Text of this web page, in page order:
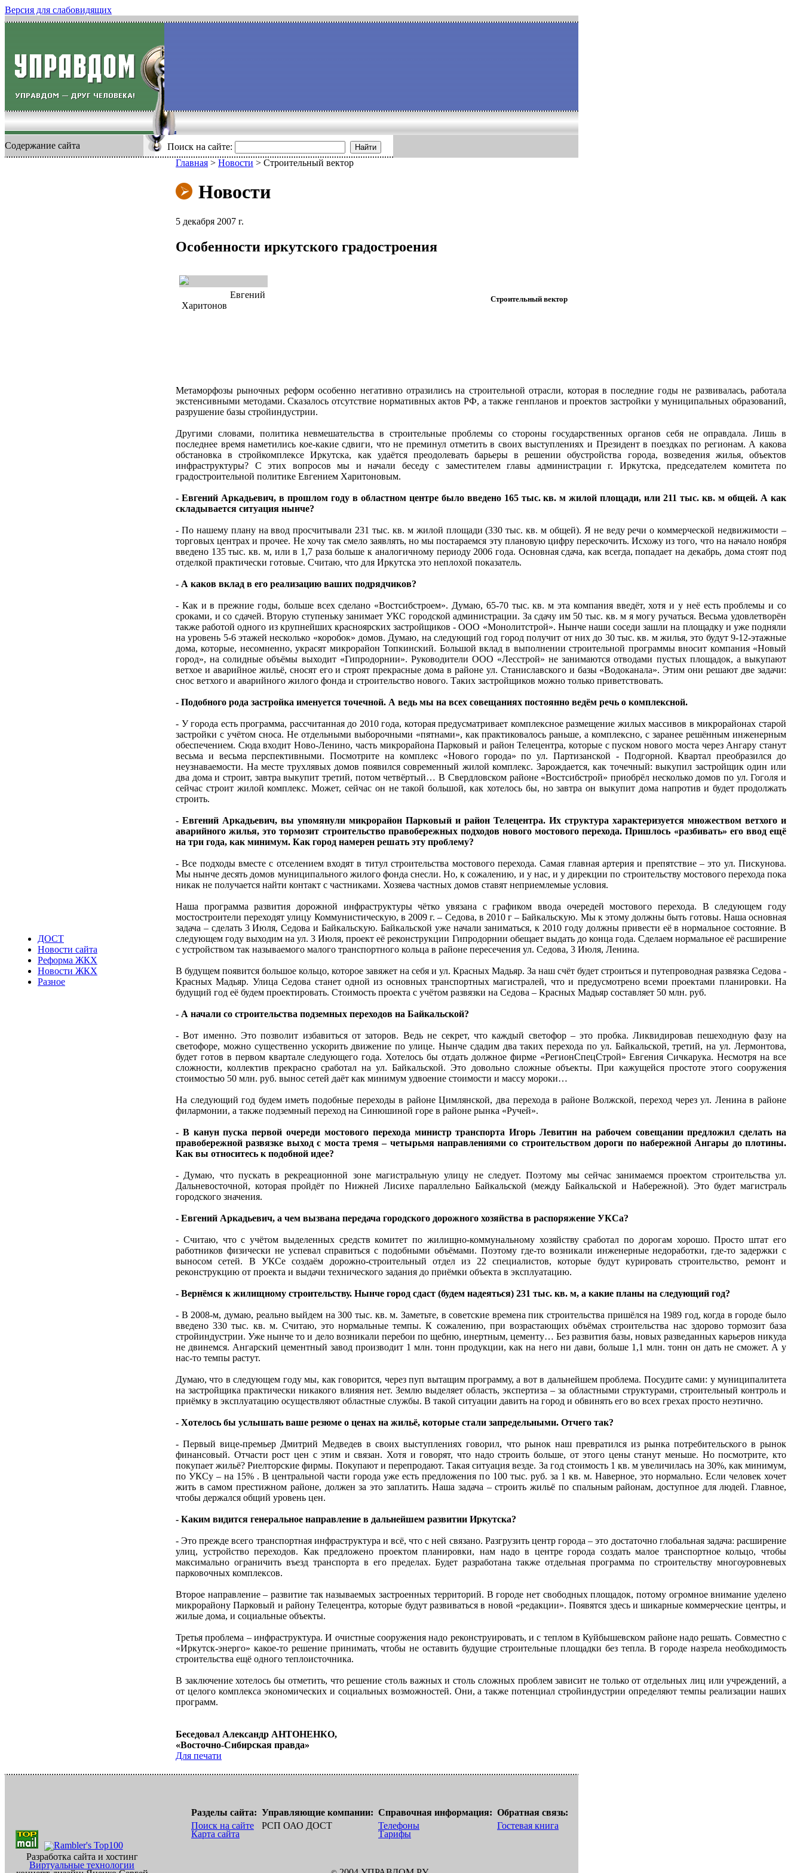
Версия для слабовидящих
Содержание сайта Поиск на сайте: Найти
ДОСТ
Новости сайта
Реформа ЖКХ
Новости ЖКХ
Разное
Главная > Новости > Строительный вектор
Новости
5 декабря 2007 г.
Особенности иркутского градостроения
Евгений
Харитонов
Строительный вектор
Метаморфозы рыночных реформ особенно негативно отразились на строительной отрасли, которая в последние годы не развивалась, работала
экстенсивными методами. Сказалось отсутствие нормативных актов РФ, а также генпланов и проектов застройки у муниципальных образований,
разрушение базы стройиндустрии.
Другими словами, политика невмешательства в строительные проблемы со стороны государственных органов себя не оправдала. Лишь в
последнее время наметились кое-какие сдвиги, что не преминул отметить в своих выступлениях и Президент в поездках по регионам. А какова
обстановка в стройкомплексе Иркутска, как удаётся преодолевать барьеры в решении обустройства города, возведения жилья, объектов
инфраструктуры? С этих вопросов мы и начали беседу с заместителем главы администрации г. Иркутска, председателем комитета по
градостроительной политике Евгением Харитоновым.
- Евгений Аркадьевич, в прошлом году в областном центре было введено 165 тыс. кв. м жилой площади, или 211 тыс. кв. м общей. А как
складывается ситуация нынче?
- По нашему плану на ввод просчитывали 231 тыс. кв. м жилой площади (330 тыс. кв. м общей). Я не веду речи о коммерческой недвижимости –
торговых центрах и прочее. Не хочу так смело заявлять, но мы постараемся эту плановую цифру перескочить. Исхожу из того, что на начало ноября
введено 135 тыс. кв. м, или в 1,7 раза больше к аналогичному периоду 2006 года. Основная сдача, как всегда, попадает на декабрь, дома стоят под
отделкой практически готовые. Считаю, что для Иркутска это неплохой показатель.
- А каков вклад в его реализацию ваших подрядчиков?
- Как и в прежние годы, больше всех сделано «Востсибстроем». Думаю, 65-70 тыс. кв. м эта компания введёт, хотя и у неё есть проблемы и со
сроками, и со сдачей. Вторую ступеньку занимает УКС городской администрации. За сдачу им 50 тыс. кв. м я могу ручаться. Весьма удовлетворён
также работой одного из крупнейших красноярских застройщиков - ООО «Монолитстрой». Нынче наши соседи зашли на площадку и уже подняли
на уровень 5-6 этажей несколько «коробок» домов. Думаю, на следующий год город получит от них до 30 тыс. кв. м жилья, это будут 9-12-этажные
дома, которые, несомненно, украсят микрорайон Топкинский. Большой вклад в выполнении строительной программы вносит компания «Новый
город», на солидные объёмы выходит «Гипродорнии». Руководители ООО «Лесстрой» не занимаются отводами пустых площадок, а выкупают
ветхое и аварийное жильё, сносят его и строят прекрасные дома в районе ул. Станиславского и базы «Водоканала». Этим они решают две задачи:
снос ветхого и аварийного жилого фонда и строительство нового. Таких застройщиков можно только приветствовать.
- Подобного рода застройка именуется точечной. А ведь мы на всех совещаниях постоянно ведём речь о комплексной.
- У города есть программа, рассчитанная до 2010 года, которая предусматривает комплексное размещение жилых массивов в микрорайонах старой
застройки с учётом сноса. Не отдельными выборочными «пятнами», как практиковалось раньше, а комплексно, с заранее решённым инженерным
обеспечением. Сюда входит Ново-Ленино, часть микрорайона Парковый и район Телецентра, которые с пуском нового моста через Ангару станут
весьма и весьма перспективными. Посмотрите на комплекс «Нового города» по ул. Партизанской - Подгорной. Квартал преобразился до
неузнаваемости. На месте трухлявых домов появился современный жилой комплекс. Зарождается, как точечный: выкупил застройщик один или
два дома и строит, завтра выкупит третий, потом четвёртый… В Свердловском районе «Востсибстрой» приобрёл несколько домов по ул. Гоголя и
сейчас строит жилой комплекс. Может, сейчас он не такой большой, как хотелось бы, но завтра он выкупит дома напротив и будет продолжать
строить.
- Евгений Аркадьевич, вы упомянули микрорайон Парковый и район Телецентра. Их структура характеризуется множеством ветхого и
аварийного жилья, это тормозит строительство правобережных подходов нового мостового перехода. Пришлось «разбивать» его ввод ещё
на три года, как минимум. Как город намерен решать эту проблему?
- Все подходы вместе с отселением входят в титул строительства мостового перехода. Самая главная артерия и препятствие – это ул. Пискунова.
Мы нынче десять домов муниципального жилого фонда снесли. Но, к сожалению, и у нас, и у дирекции по строительству мостового перехода пока
никак не получается найти контакт с частниками. Хозяева частных домов ставят неприемлемые условия.
Наша программа развития дорожной инфраструктуры чётко увязана с графиком ввода очередей мостового перехода. В следующем году
мостостроители переходят улицу Коммунистическую, в 2009 г. – Седова, в 2010 г – Байкальскую. Мы к этому должны быть готовы. Наша основная
задача – сделать 3 Июля, Седова и Байкальскую. Байкальской уже начали заниматься, к 2010 году должны привести её в нормальное состояние. В
следующем году выходим на ул. 3 Июля, проект её реконструкции Гипродорнии обещает выдать до конца года. Сделаем нормальное её расширение
с устройством так называемого малого транспортного кольца в районе пересечения ул. Седова, 3 Июля, Ленина.
В будущем появится большое кольцо, которое завяжет на себя и ул. Красных Мадьяр. За наш счёт будет строиться и путепроводная развязка Седова -
Красных Мадьяр. Улица Седова станет одной из основных транспортных магистралей, что и предусмотрено всеми проектами планировки. На
будущий год её будем проектировать. Стоимость проекта с учётом развязки на Седова – Красных Мадьяр составляет 50 млн. руб.
- А начали со строительства подземных переходов на Байкальской?
- Вот именно. Это позволит избавиться от заторов. Ведь не секрет, что каждый светофор – это пробка. Ликвидировав пешеходную фазу на
светофоре, можно существенно ускорить движение по улице. Нынче сдадим два таких перехода по ул. Байкальской, третий, на ул. Лермонтова,
будет готов в первом квартале следующего года. Хотелось бы отдать должное фирме «РегионСпецСтрой» Евгения Сичкарука. Несмотря на все
сложности, коллектив прекрасно сработал на ул. Байкальской. Это довольно сложные объекты. При кажущейся простоте этого сооружения
стоимостью 50 млн. руб. вынос сетей даёт как минимум удвоение стоимости и массу мороки…
На следующий год будем иметь подобные переходы в районе Цимлянской, два перехода в районе Волжской, переход через ул. Ленина в районе
филармонии, а также подземный переход на Синюшиной горе в районе рынка «Ручей».
- В канун пуска первой очереди мостового перехода министр транспорта Игорь Левитин на рабочем совещании предложил сделать на
правобережной развязке выход с моста тремя – четырьмя направлениями со строительством дороги по набережной Ангары до плотины.
Как вы относитесь к подобной идее?
- Думаю, что пускать в рекреационной зоне магистральную улицу не следует. Поэтому мы сейчас занимаемся проектом строительства ул.
Дальневосточной, которая пройдёт по Нижней Лисихе параллельно Байкальской (между Байкальской и Набережной). Это будет магистраль
городского значения.
- Евгений Аркадьевич, а чем вызвана передача городского дорожного хозяйства в распоряжение УКСа?
- Считаю, что с учётом выделенных средств комитет по жилищно-коммунальному хозяйству сработал по дорогам хорошо. Просто штат его
работников физически не успевал справиться с подобными объёмами. Поэтому где-то возникали инженерные недоработки, где-то задержки с
выносом сетей. В УКСе создаём дорожно-строительный отдел из 22 специалистов, которые будут курировать строительство, ремонт и
реконструкцию от проекта и выдачи технического задания до приёмки объекта в эксплуатацию.
- Вернёмся к жилищному строительству. Нынче город сдаст (будем надеяться) 231 тыс. кв. м, а какие планы на следующий год?
- В 2008-м, думаю, реально выйдем на 300 тыс. кв. м. Заметьте, в советские времена пик строительства пришёлся на 1989 год, когда в городе было
введено 330 тыс. кв. м. Считаю, это нормальные темпы. К сожалению, при возрастающих объёмах строительства нас здорово тормозит база
стройиндустрии. Уже нынче то и дело возникали перебои по щебню, инертным, цементу… Без развития базы, новых разведанных карьеров никуда
не двинемся. Ангарский цементный завод производит 1 млн. тонн продукции, как на него ни дави, больше 1,1 млн. тонн он дать не сможет. А у
нас-то темпы растут.
Думаю, что в следующем году мы, как говорится, через пуп вытащим программу, а вот в дальнейшем проблема. Посудите сами: у муниципалитета
на застройщика практически никакого влияния нет. Землю выделяет область, экспертиза – за областными структурами, строительный контроль и
приёмку в эксплуатацию осуществляют областные службы. В такой ситуации давить на город и обвинять его во всех грехах просто неэтично.
- Хотелось бы услышать ваше резюме о ценах на жильё, которые стали запредельными. Отчего так?
- Первый вице-премьер Дмитрий Медведев в своих выступлениях говорил, что рынок наш превратился из рынка потребительского в рынок
финансовый. Отчасти рост цен с этим и связан. Хотя и говорят, что надо строить больше, от этого цены станут меньше. Но посмотрите, кто
покупает жильё? Риелторские фирмы. Покупают и перепродают. Такая ситуация везде. За год стоимость 1 кв. м увеличилась на 30%, как минимум,
по УКСу – на 15% . В центральной части города уже есть предложения по 100 тыс. руб. за 1 кв. м. Наверное, это нормально. Если человек хочет
жить в самом престижном районе, должен за это заплатить. Наша задача – строить жильё по спальным районам, доступное для людей. Главное,
чтобы держался общий уровень цен.
- Каким видится генеральное направление в дальнейшем развитии Иркутска?
- Это прежде всего транспортная инфраструктура и всё, что с ней связано. Разгрузить центр города – это достаточно глобальная задача: расширение
улиц, устройство переходов. Как предложено проектом планировки, нам надо в центре города создать малое транспортное кольцо, чтобы
максимально ограничить въезд транспорта в его пределах. Будет разработана также отдельная программа по строительству многоуровневых
парковочных комплексов.
Второе направление – развитие так называемых застроенных территорий. В городе нет свободных площадок, потому огромное внимание уделено
микрорайону Парковый и району Телецентра, которые будут развиваться в новой «редакции». Появятся здесь и шикарные коммерческие центры, и
жилые дома, и социальные объекты.
Третья проблема – инфраструктура. И очистные сооружения надо реконструировать, и с теплом в Куйбышевском районе надо решать. Совместно с
«Иркутск-энерго» какое-то решение принимать, чтобы не оставить будущие строительные площадки без тепла. В городе назрела необходимость
строительства ещё одного теплоисточника.
В заключение хотелось бы отметить, что решение столь важных и столь сложных проблем зависит не только от отдельных лиц или учреждений, а
от целого комплекса экономических и социальных возможностей. Они, а также потенциал стройиндустрии определяют темпы реализации наших
программ.
Беседовал Александр АНТОНЕНКО,
«Восточно-Сибирская правда»
Для печати
Разработка сайта и хостинг
Виртуальные технологии
Разделы сайта: Управляющие компании: Справочная информация: Обратная связь:
Поиск на сайте
Карта сайта
РСП ОАО ДОСТ
Телефоны
Тарифы
Гостевая книга